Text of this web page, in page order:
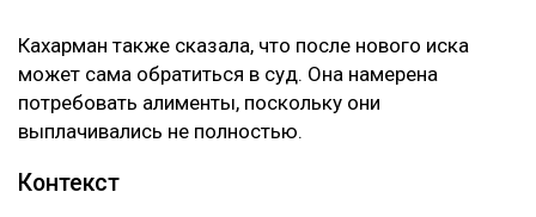
Кахарман также сказала, что после нового иска
может сама обратиться в суд. Она намерена
потребовать алименты, поскольку они
выплачивались не полностью.
Контекст